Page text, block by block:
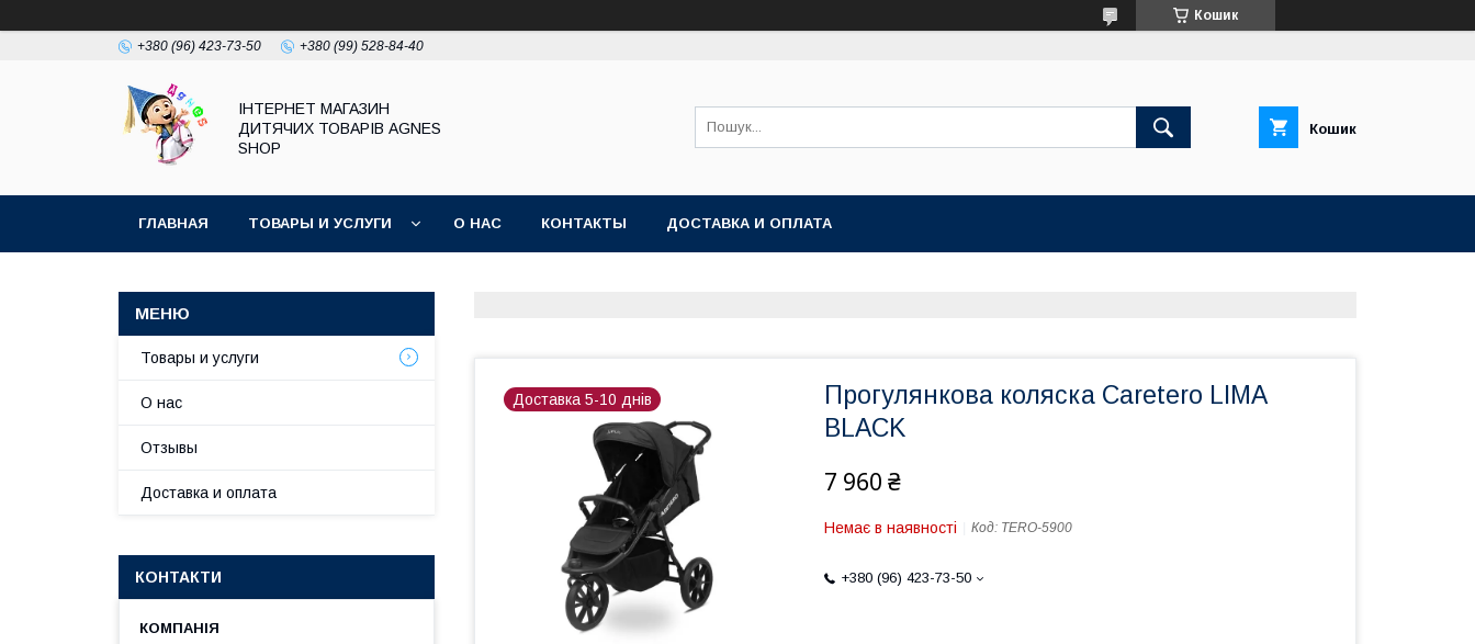
Кошик
+380 (96) 423-73-50 +380 (99) 528-84-40
ІНТЕРНЕТ МАГАЗИН
ДИТЯЧИХ ТОВАРІВ AGNES
SHOP
Кошик
ГЛАВНАЯ ТОВАРЫ И УСЛУГИ О НАС КОНТАКТЫ ДОСТАВКА И ОПЛАТА
Доставка 5-10 днів
Прогулянкова коляска Caretero LIMA
BLACK
7 960 ₴
Немає в наявності Код: TERO-5900
+380 (96) 423-73-50
Товары и услуги
О нас
Отзывы
Доставка и оплата
КОНТАКТИ